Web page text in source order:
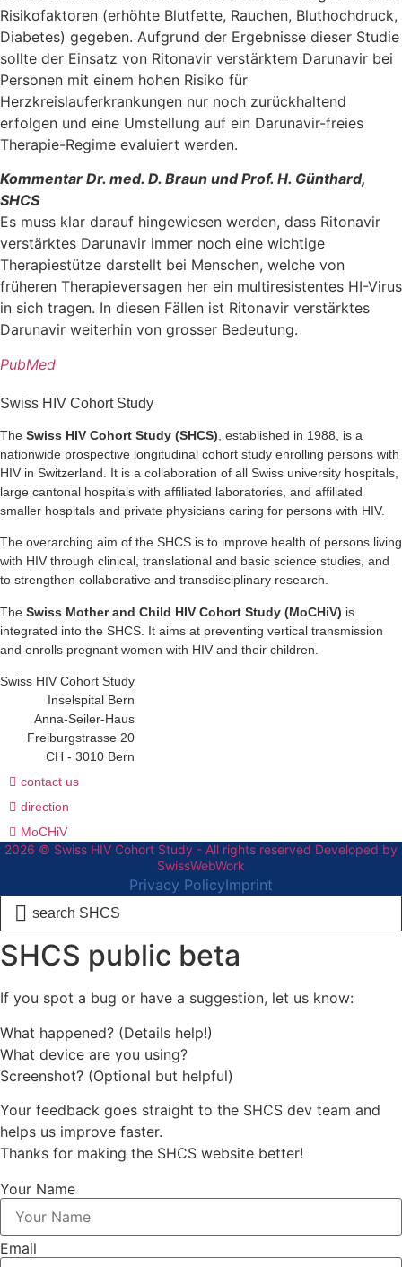
Risikofaktoren (erhöhte Blutfette, Rauchen, Bluthochdruck,
Diabetes) gegeben. Aufgrund der Ergebnisse dieser Studie
sollte der Einsatz von Ritonavir verstärktem Darunavir bei
Personen mit einem hohen Risiko für
Herzkreislauferkrankungen nur noch zurückhaltend
erfolgen und eine Umstellung auf ein Darunavir-freies
Therapie-Regime evaluiert werden.
Kommentar Dr. med. D. Braun und Prof. H. Günthard,
SHCS
Es muss klar darauf hingewiesen werden, dass Ritonavir
verstärktes Darunavir immer noch eine wichtige
Therapiestütze darstellt bei Menschen, welche von
früheren Therapieversagen her ein multiresistentes HI-Virus
in sich tragen. In diesen Fällen ist Ritonavir verstärktes
Darunavir weiterhin von grosser Bedeutung.
PubMed
Swiss HIV Cohort Study
The Swiss HIV Cohort Study (SHCS) , established in 1988, is a
nationwide prospective longitudinal cohort study enrolling persons with
HIV in Switzerland. It is a collaboration of all Swiss university hospitals,
large cantonal hospitals with affiliated laboratories, and affiliated
smaller hospitals and private physicians caring for persons with HIV.
The overarching aim of the SHCS is to improve health of persons living
with HIV through clinical, translational and basic science studies, and
to strengthen collaborative and transdisciplinary research.
The Swiss Mother and Child HIV Cohort Study (MoCHiV) is
integrated into the SHCS. It aims at preventing vertical transmission
and enrolls pregnant women with HIV and their children.
Swiss HIV Cohort Study
Inselspital Bern
Anna-Seiler-Haus
Freiburgstrasse 20
CH - 3010 Bern
contact us
direction
MoCHiV
2026 © Swiss HIV Cohort Study - All rights reserved Developed by
SwissWebWork
Privacy PolicyImprint
Search
SHCS public beta
If you spot a bug or have a suggestion, let us know:
What happened? (Details help!)
What device are you using?
Screenshot? (Optional but helpful)
Your feedback goes straight to the SHCS dev team and
helps us improve faster.
Thanks for making the SHCS website better!
Your Name
Email